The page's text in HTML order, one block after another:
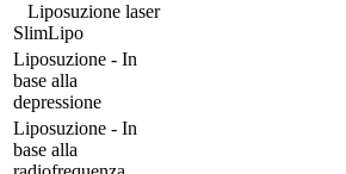
Liposuzione laser
SlimLipo
Liposuzione - In
base alla
depressione
Liposuzione - In
base alla